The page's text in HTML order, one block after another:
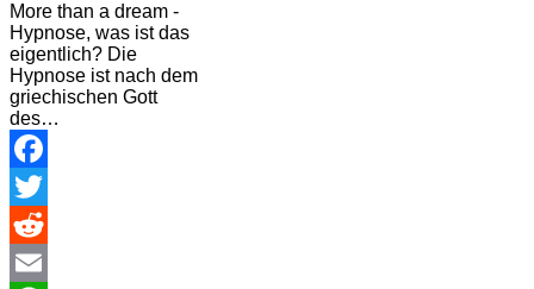
More than a dream -
Hypnose, was ist das
eigentlich? Die
Hypnose ist nach dem
griechischen Gott
des…
Facebook
Twitter
Reddit